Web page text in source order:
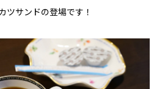
ツサンドの登場です！